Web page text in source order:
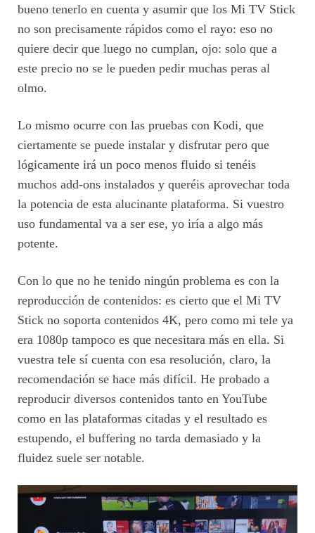
bueno tenerlo en cuenta y asumir que los Mi TV Stick
no son precisamente rápidos como el rayo: eso no
quiere decir que luego no cumplan, ojo: solo que a
este precio no se le pueden pedir muchas peras al
olmo.
Lo mismo ocurre con las pruebas con Kodi, que
ciertamente se puede instalar y disfrutar pero que
lógicamente irá un poco menos fluido si tenéis
muchos add-ons instalados y queréis aprovechar toda
la potencia de esta alucinante plataforma. Si vuestro
uso fundamental va a ser ese, yo iría a algo más
potente.
Con lo que no he tenido ningún problema es con la
reproducción de contenidos: es cierto que el Mi TV
Stick no soporta contenidos 4K, pero como mi tele ya
era 1080p tampoco es que necesitara más en ella. Si
vuestra tele sí cuenta con esa resolución, claro, la
recomendación se hace más difícil. He probado a
reproducir diversos contenidos tanto en YouTube
como en las plataformas citadas y el resultado es
estupendo, el buffering no tarda demasiado y la
fluidez suele ser notable.